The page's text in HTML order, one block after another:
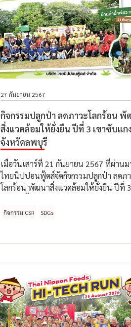
27 กันยายน 2567
กิจกรรมปลูกป่า ลดภาวะโลกร้อน พั
สิ่งแวดล้อมให้ยั่งยืน ปีที่ 3 เขาซับแก
จังหวัดลพบุรี
เมื่อวันเสาร์ที่ 21 กันยายน 2567 ที่ผ่านม
ไทยนิปปอนฟู้ดส์จัดกิจกรรมปลูกป่า ลดภ
โลกร้อน พัฒนาสิ่งแวดล้อมให้ยั่งยืน ปีที่
อำเภอลำสนธิ จังหวัดลพบุรี
กิจกรรม CSR SDGs